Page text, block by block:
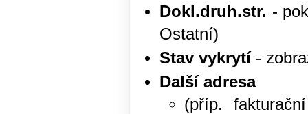
Dokl.druh.str. -
Ostatní)
Stav vykrytí-
Další adresa
(příp.